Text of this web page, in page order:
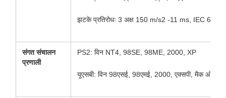
झटके प्रतिरोधः 3 अक्ष 150 m/s2 -11 ms, IEC
संगत संचालन
प्रणाली
PS2: विन NT4, 98SE, 98ME, 2000, XP
यूएसबी: विन 98एसई, 98एमई, 2000, एक्सपी, मैक